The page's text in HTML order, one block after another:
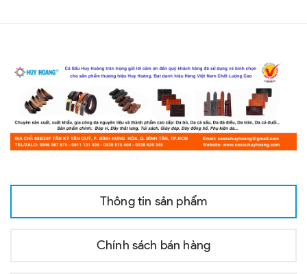
Thông tin sản phẩm
Chính sách bán hàng